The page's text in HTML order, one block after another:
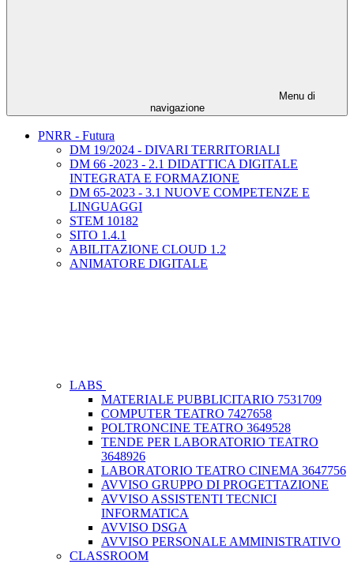
Menu di
navigazione
PNRR - Futura
DM 19/2024 - DIVARI TERRITORIALI
DM 66 -2023 - 2.1 DIDATTICA DIGITALE
INTEGRATA E FORMAZIONE
DM 65-2023 - 3.1 NUOVE COMPETENZE E
LINGUAGGI
STEM 10182
SITO 1.4.1
ABILITAZIONE CLOUD 1.2
ANIMATORE DIGITALE
LABS
MATERIALE PUBBLICITARIO 7531709
COMPUTER TEATRO 7427658
POLTRONCINE TEATRO 3649528
TENDE PER LABORATORIO TEATRO
3648926
LABORATORIO TEATRO CINEMA 3647756
AVVISO GRUPPO DI PROGETTAZIONE
AVVISO ASSISTENTI TECNICI
INFORMATICA
AVVISO DSGA
AVVISO PERSONALE AMMINISTRATIVO
CLASSROOM